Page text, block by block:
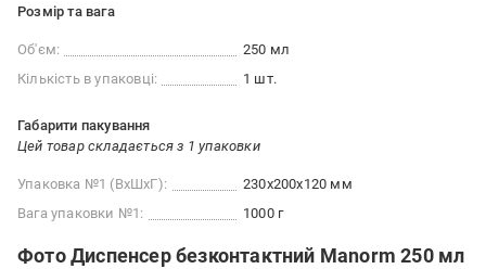
Розмір та вага
Об'єм:
250 мл
Кількість в упаковці:
1 шт.
Габарити пакування
Цей товар складається з 1 упаковки
Упаковка №1 (ВхШхГ):
230x200x120 мм
Вага упаковки №1:
1000 г
Фото Диспенсер безконтактний Manorm 250 мл